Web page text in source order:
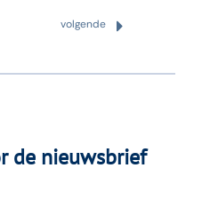
volgende
de nieuwsbrief